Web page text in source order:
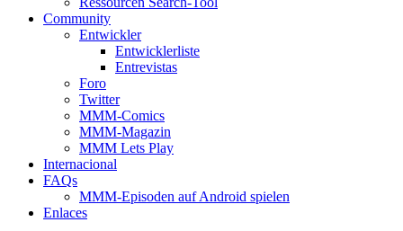
Community
Entwickler
Entwicklerliste
Entrevistas
Foro
Twitter
MMM-Comics
MMM-Magazin
MMM Lets Play
Internacional
FAQs
MMM-Episoden auf Android spielen
Enlaces